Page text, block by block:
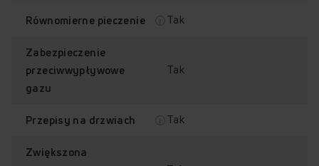
Równomierne pieczenie Tak
Zabezpieczenie
przeciwwypływowe
gazu
Tak
Przepisy na drzwiach Tak
Zwiększona